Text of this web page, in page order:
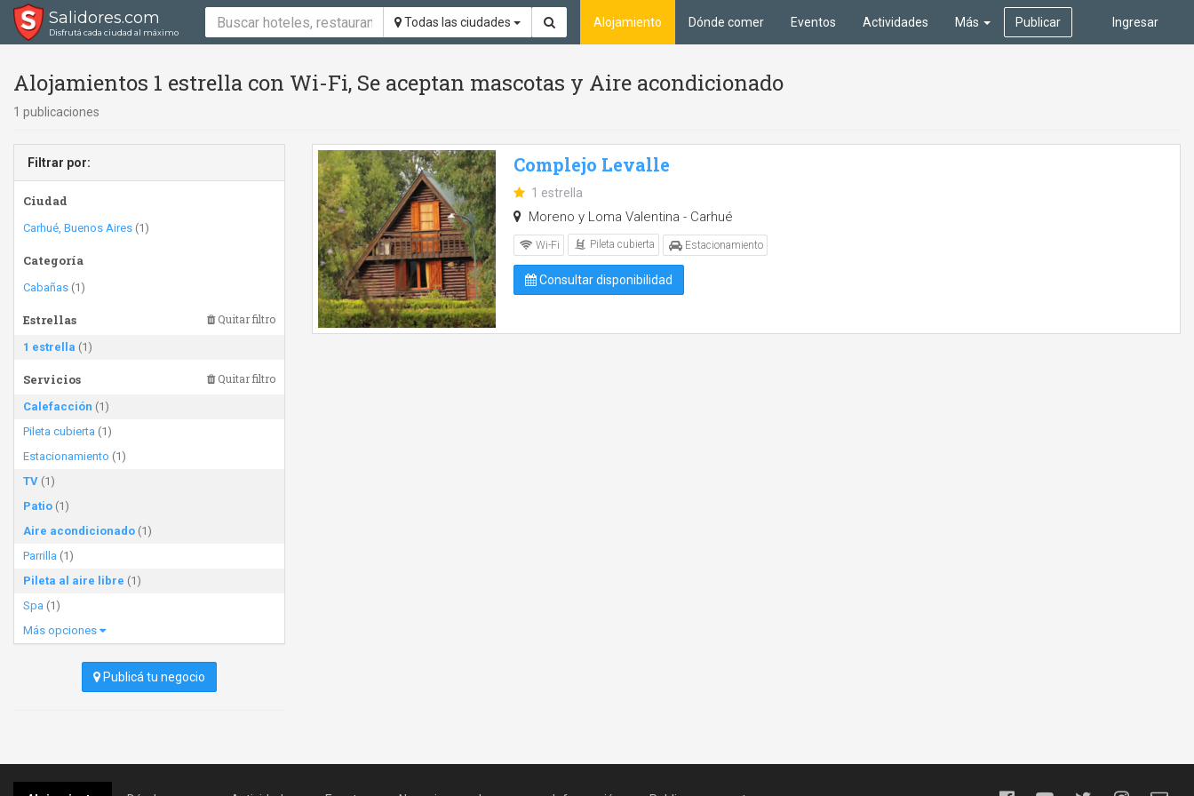
Salidores.com
Disfrutá cada ciudad al máximo
Todas las ciudades Ingresar
Alojamiento Dónde comer Eventos Actividades Más Publicar
Alojamientos 1 estrella con Wi-Fi, Se aceptan mascotas y Aire acondicionado
1 publicaciones
Filtrar por:
Ciudad
Carhué, Buenos Aires (1)
Categoría
Cabañas (1)
Estrellas Quitar filtro
1 estrella (1)
Servicios Quitar filtro
Calefacción (1)
Pileta cubierta (1)
Estacionamiento (1)
TV (1)
Patio (1)
Aire acondicionado (1)
Parrilla (1)
Pileta al aire libre (1)
Spa (1)
Más opciones
Publicá tu negocio
Complejo Levalle
1 estrella
Moreno y Loma Valentina - Carhué
Wi-Fi Pileta cubierta Estacionamiento
Consultar disponibilidad